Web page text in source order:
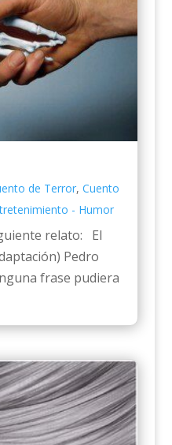
de Terror, Cuento
- Humor
relato: El
Pedro
frase pudiera